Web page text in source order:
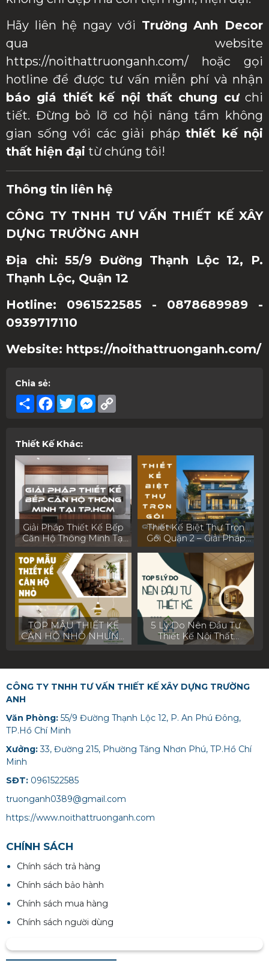
Hãy liên hệ ngay với Trường Anh Decor
qua website
https://noithattruonganh.com/ hoặc gọi
hotline để được tư vấn miễn phí và nhận
báo giá thiết kế nội thất chung cưchi
tiết. Đừng bỏ lỡ cơ hội nâng tầm không
gian sống với các giải pháp thiết kế nội
thất hiện đại từ chúng tôi!
Thông tin liên hệ
CÔNG TY TNHH TƯ VẤN THIẾT KẾ XÂY
DỰNG TRƯỜNG ANH
Địa chỉ: 55/9 Đường Thạnh Lộc 12, P.
Thạnh Lộc, Quận 12
Hotline: 0961522585 - 0878689989 -
0939717110
Website: https://noithattruonganh.com/
Chia sẻ:
ShareFacebook
TwitterMessenger
Thiết Kế Khác:
Giải Pháp Thiết Kế Bếp
Căn Hộ Thông Minh Tại
TP.HCM
Thiết Kế Biệt Thự Trọn
Gói Quận 2 – Giải Pháp
Hoàn Hảo Cho Không
Gian Sống Đẳng Cấp
TOP MẪU THIẾT KẾ
CĂN HỘ NHỎ NHƯNG
ĐẦY ĐỦ TIỆN NGHI
5 Lý Do Nên Đầu Tư
Thiết Kế Nội Thất
Chuyên Nghiệp Ngay Từ
CÔNG TY TNHH TƯ VẤN THIẾT KẾ XÂY DỰNG TRƯỜNG
ANH
Văn Phòng: 55/9 Đường Thạnh Lộc 12, P. An Phú Đông,
TP.Hồ Chí Minh
Xưởng:33, Đường 215, Phường Tăng Nhơn Phú, TP.Hồ Chí
Minh
SĐT: 0961522585
truonganh0389@gmail.com
https://www.noithattruonganh.com
CHÍNH SÁCH
Chính sách trả hàng
Chính sách bảo hành
Chính sách mua hàng
Chính sách người dùng